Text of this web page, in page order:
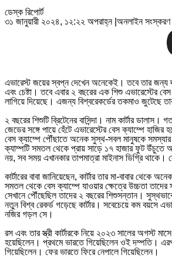
ডেস্ক রিপোর্ট
৩১ জানুয়ারী ২০২৪, ১২:২২ অপরাহ্ন অনলাইন সংস্করণ
এভারেস্ট জয়ের স্বপ্ন দেখেন অনেকেই। তবে তার জন্য
এবং চেষ্টা। তবে এবার ২ বছরের এক শিশু এভারেস্টের
লাগিয়ে দিয়েছে। এজন্য বিশ্বরেকর্ডের তকমাও জুটেছে
২ বছরের শিশুটি ব্রিটেনের বাসিন্দা। নাম কার্টার ডালাস।
জেডের সঙ্গে পায়ে হেঁটে এভারেস্টের বেস ক্যাম্পে হাজির
বেস ক্যাম্পে পৌঁছাতে অনেক সুস্থ-সবল মানুষকে
ক্যাম্পটি সমতল থেকে প্রায় সাড়ে ১৭ হাজার ফুট
নয়, সব সময় এখানকার তাপমাত্রা মাইনাস ডিগ্রি থাকে।
কার্টারের বাবা জানিয়েছেন, কার্টার তার মা-বাবার থেকে
সমতল থেকে বেস ক্যাম্পে যাওয়ার ক্ষেত্রে উচ্চতা
সেখানে পৌঁছেছিল তাদের ২ বছরের শিশুসন্তান।
নতুন বিশ্ব রেকর্ড গড়েছে কার্টার। সবেচেয়ে কম বয়সে
নজির গড়ল সে।
রস এবং তার স্ত্রী কার্টারকে নিয়ে ২০২৩ সালের অগস্ট
হয়েছিলেন। প্রথমে ভারতে গিয়েছিলেন ওই দম্পতি।
গিয়েছিলেন। ফের ভারতে ফিরে নেপালে গিয়েছিলেন।